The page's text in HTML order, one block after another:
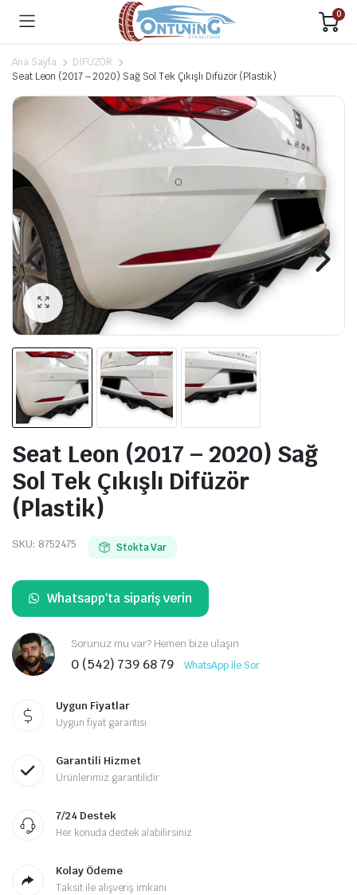
0
Ana Sayfa
DİFÜZÖR
Seat Leon (2017 – 2020) Sağ Sol Tek Çıkışlı Difüzör (Plastik)
Seat Leon (2017 – 2020) Sağ
Sol Tek Çıkışlı Difüzör
(Plastik)
SKU: 8752475 Stokta Var
Whatsapp'ta sipariş verin
Sorunuz mu var? Hemen bize ulaşın
0 (542) 739 68 79 WhatsApp ile Sor
Uygun Fiyatlar
Uygun fiyat garantisi
Garantili Hizmet
Ürünlerimiz garantilidir
7/24 Destek
Her konuda destek alabilirsiniz
Kolay Ödeme
Taksit ile alışveriş imkanı